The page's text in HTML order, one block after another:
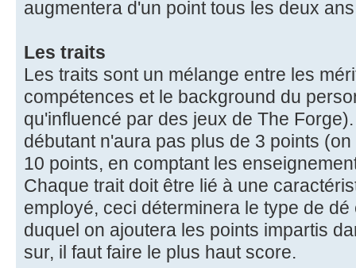
augmentera d'un point tous les deux
Les traits
Les traits sont un mélange entre les
compétences et le background du
qu'influencé par des jeux de The
débutant n'aura pas plus de 3 points
10 points, en comptant les
Chaque trait doit être lié à une
employé, ceci déterminera le type de
duquel on ajoutera les points impartis
sur, il faut faire le plus haut score.